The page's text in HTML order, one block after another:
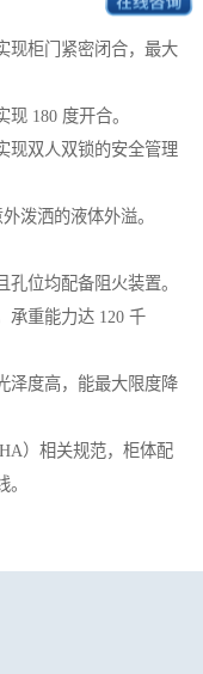
现柜门紧密闭合，最大
180 度开合。
现双人双锁的安全管理
泼洒的液体外溢。
位均配备阻火装置。
承重能力达 120 千
泽度高，能最大限度降
）相关规范，柜体配